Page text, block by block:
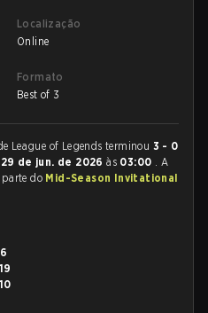
Localização
Online
Formato
Best of 3
League of Legends terminou 3 - 0
29 de jun. de 2026às 03:00 . A
do Mid-Season Invitational